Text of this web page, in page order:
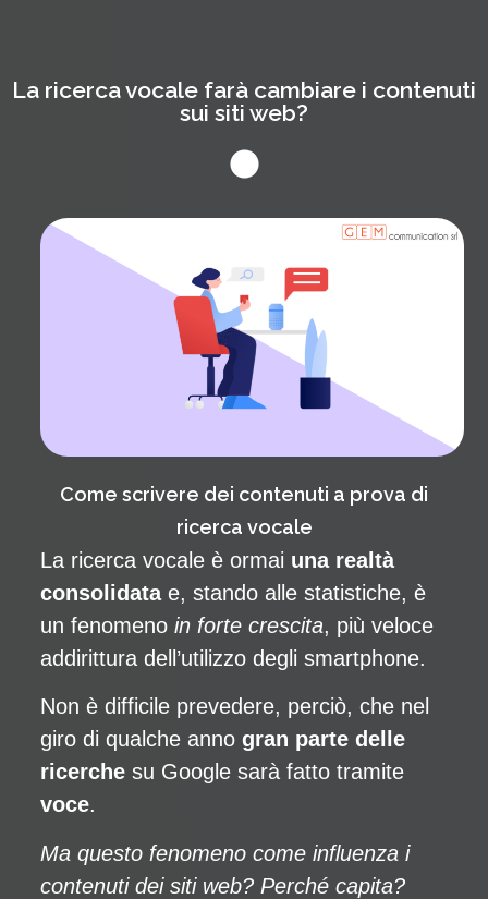
La ricerca vocale farà cambiare i contenuti
sui siti web?
Come scrivere dei contenuti a prova di
ricerca vocale
La ricerca vocale è ormai una realtà
consolidatae, stando alle statistiche, è
un fenomenoin forte crescita, più veloce
addirittura dell’utilizzo degli smartphone.
Non è difficile prevedere, perciò, che nel
giro di qualche annogran parte delle
ricerche su Google sarà fatto tramite
voce.
Ma questo fenomeno come influenza i
contenuti dei siti web? Perché capita?